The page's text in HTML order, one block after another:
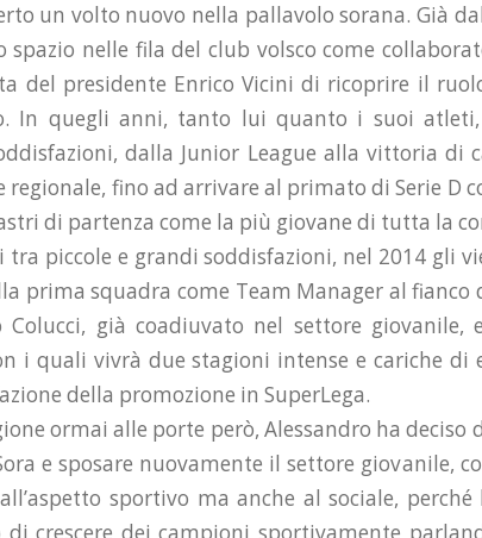
un volto nuovo nella pallavolo sorana. Già
nelle fila del club volsco come
del presidente Enrico Vicini di ricoprire il
In quegli anni, tanto lui quanto i suoi
dalla Junior League alla vittoria di
regionale, fino ad arrivare al primato di Serie D
di partenza come la più giovane di tutta la
piccole e grandi soddisfazioni, nel 2014 gli
prima squadra come Team Manager al fianco
Colucci, già coadiuvato nel settore giovanile,
i quali vivrà due stagioni intense e cariche di
della promozione in SuperLega.
ormai alle porte però, Alessandro ha deciso
e sposare nuovamente il settore giovanile,
sportivo ma anche al sociale, perché